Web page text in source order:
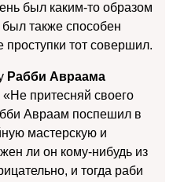
был каким-то образом
также способен
проступки тот совершил.
Рабби Авраама
притесняй своего
Авраам поспешил в
мастерскую и
ли он кому-нибудь из
и тогда раби